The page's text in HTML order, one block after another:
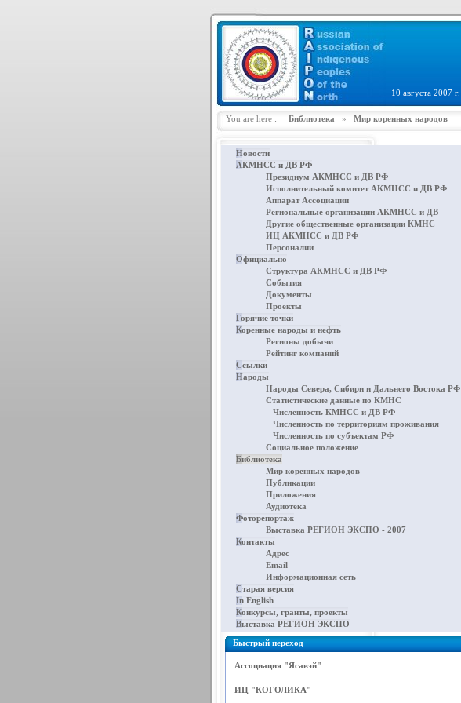
10 августа 2007 г.
You are here : Библиотека » Мир коренных народов
Новости
АКМНСС и ДВ РФ
Президиум АКМНСС и ДВ РФ
Исполнительный комитет АКМНСС и ДВ РФ
Аппарат Ассоциации
Региональные организации АКМНСС и ДВ
Другие общественные организации КМНС
ИЦ АКМНСС и ДВ РФ
Персоналии
Официально
Структура АКМНСС и ДВ РФ
События
Документы
Проекты
Горячие точки
Коренные народы и нефть
Регионы добычи
Рейтинг компаний
Ссылки
Народы
Народы Севера, Сибири и Дальнего Востока РФ
Статистические данные по КМНС
Численность КМНСС и ДВ РФ
Численность по территориям проживания
Численность по субъектам РФ
Социальное положение
Библиотека
Мир коренных народов
Публикации
Приложения
Аудиотека
Фоторепортаж
Выставка РЕГИОН ЭКСПО - 2007
Контакты
Адрес
Email
Информационная сеть
Старая версия
In English
Конкурсы, гранты, проекты
Выставка РЕГИОН ЭКСПО
Быстрый переход
Ассоциация "Ясавэй"
ИЦ "КОГОЛИКА"